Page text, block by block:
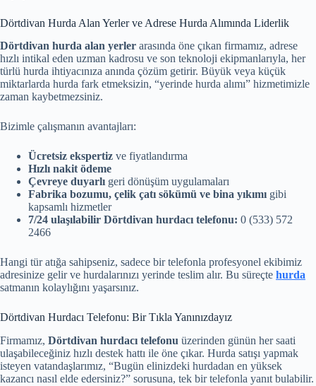
Dörtdivan Hurda Alan Yerler ve Adrese Hurda Alımında Liderlik
Dörtdivan hurda alan yerler arasında öne çıkan firmamız, adrese
hızlı intikal eden uzman kadrosu ve son teknoloji ekipmanlarıyla, her
türlü hurda ihtiyacınıza anında çözüm getirir. Büyük veya küçük
miktarlarda hurda fark etmeksizin, “yerinde hurda alımı” hizmetimizle
zaman kaybetmezsiniz.
Bizimle çalışmanın avantajları:
Ücretsiz ekspertiz ve fiyatlandırma
Hızlı nakit ödeme
Çevreye duyarlı geri dönüşüm uygulamaları
Fabrika bozumu, çelik çatı sökümü ve bina yıkımı gibi
kapsamlı hizmetler
7/24 ulaşılabilir Dörtdivan hurdacı telefonu: 0 (533) 572
2466
Hangi tür atığa sahipseniz, sadece bir telefonla profesyonel ekibimiz
adresinize gelir ve hurdalarınızı yerinde teslim alır. Bu süreçte hurda
satmanın kolaylığını yaşarsınız.
Dörtdivan Hurdacı Telefonu: Bir Tıkla Yanınızdayız
Firmamız, Dörtdivan hurdacı telefonu üzerinden günün her saati
ulaşabileceğiniz hızlı destek hattı ile öne çıkar. Hurda satışı yapmak
isteyen vatandaşlarımız, “Bugün elinizdeki hurdadan en yüksek
kazancı nasıl elde edersiniz?” sorusuna, tek bir telefonla yanıt bulabilir.